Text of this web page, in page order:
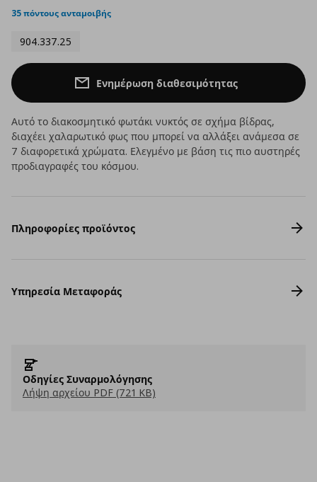
rating
35 πόντους ανταμοιβής
904.337.25
Ενημέρωση διαθεσιμότητας
Αυτό το διακοσμητικό φωτάκι νυκτός σε σχήμα βίδρας,
διαχέει χαλαρωτικό φως που μπορεί να αλλάξει ανάμεσα σε
7 διαφορετικά χρώματα. Ελεγμένο με βάση τις πιο αυστηρές
προδιαγραφές του κόσμου.
Πληροφορίες προϊόντος
Υπηρεσία Μεταφοράς
Οδηγίες Συναρμολόγησης
Λήψη αρχείου PDF (721 KB)